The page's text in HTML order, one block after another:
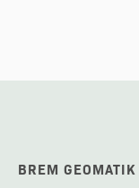
BREM GEOMATIK